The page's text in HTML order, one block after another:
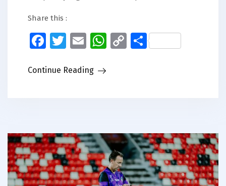
Share this :
Facebook
Twitter
EmailWhatsApp
CopyShare
Continue Reading